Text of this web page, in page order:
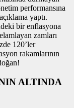
performansına
yaptı.
bir enflasyona
zamları
120’ler
rakamlarının
ALTINDA